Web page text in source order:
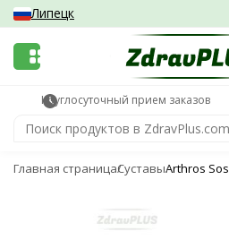
Липецк
Круглосуточный прием заказов
Главная страницаСуставыArthros Sos